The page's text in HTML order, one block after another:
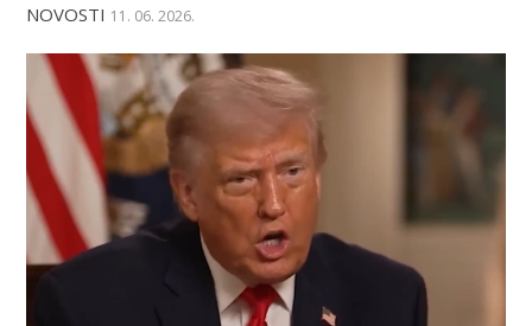
NOVOSTI 11. 06. 2026.